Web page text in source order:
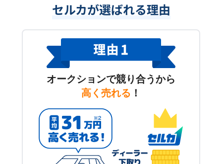
セルカが選ばれる理由
オークションで競り合うから
高く売れる ！